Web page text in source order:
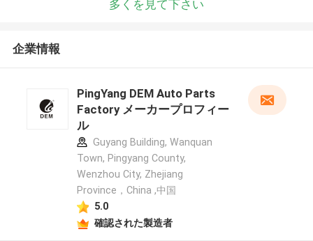
多くを見て下さい
企業情報
PingYang DEM Auto Parts
Factory メーカープロフィー
ル
Guyang Building, Wanquan
Town, Pingyang County,
Wenzhou City, Zhejiang
Province，China ,中国
5.0
確認された製造者